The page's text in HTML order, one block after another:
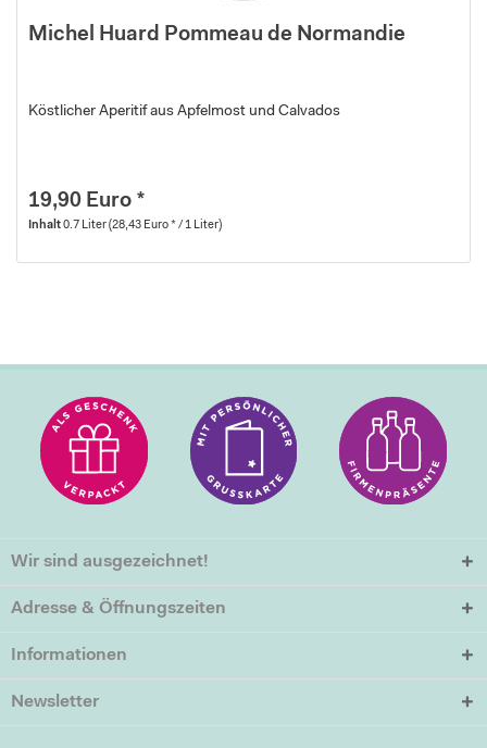
Michel Huard Pommeau de Normandie
Köstlicher Aperitif aus Apfelmost und Calvados
19,90 Euro *
Inhalt0.7 Liter(28,43 Euro * / 1 Liter)
Wir sind ausgezeichnet!
Adresse & Öffnungszeiten
Informationen
Newsletter